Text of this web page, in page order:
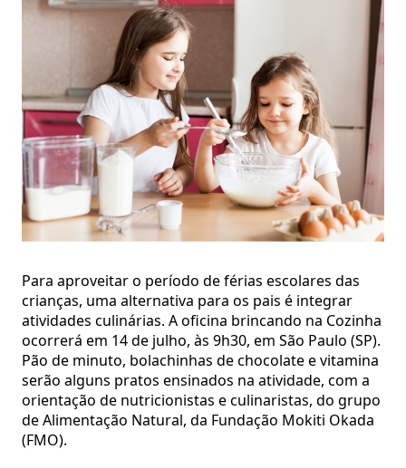
Para aproveitar o período de férias escolares das
crianças, uma alternativa para os pais é integrar
atividades culinárias. A oficina brincando na Cozinha
ocorrerá em 14 de julho, às 9h30, em São Paulo (SP).
Pão de minuto, bolachinhas de chocolate e vitamina
serão alguns pratos ensinados na atividade, com a
orientação de nutricionistas e culinaristas, do grupo
de Alimentação Natural, da Fundação Mokiti Okada
(FMO).